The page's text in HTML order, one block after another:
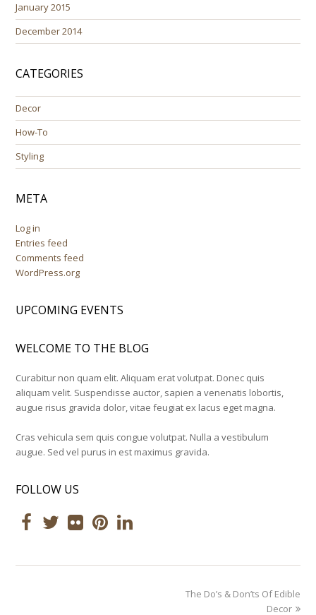
January 2015
December 2014
CATEGORIES
Decor
How-To
Styling
META
Log in
Entries feed
Comments feed
WordPress.org
UPCOMING EVENTS
WELCOME TO THE BLOG
Curabitur non quam elit. Aliquam erat volutpat. Donec quis
aliquam velit. Suspendisse auctor, sapien a venenatis lobortis,
augue risus gravida dolor, vitae feugiat ex lacus eget magna.
Cras vehicula sem quis congue volutpat. Nulla a vestibulum
augue. Sed vel purus in est maximus gravida.
FOLLOW US
Facebook
Twitter
FlickrPinterest
LinkedIn
next
The Do’s & Don’ts Of Edible
Decor